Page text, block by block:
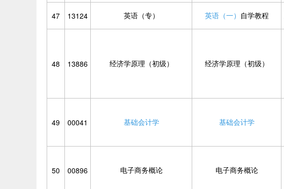
47 13124 英语（专） 英语（一） 自学教程
48 13886 经济学原理（初级） 经济学原理（初级）
49 00041 基础会计学 基础会计学
50 00896 电子商务概论 电子商务概论